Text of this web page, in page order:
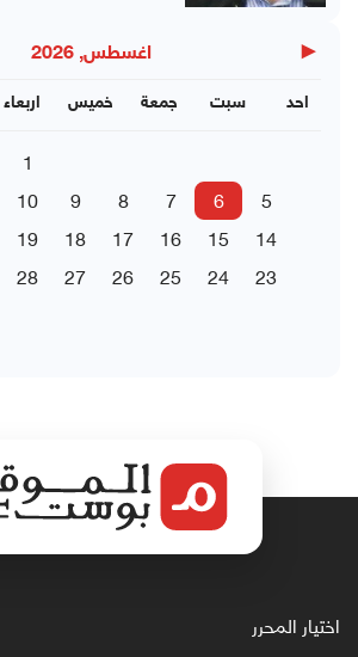
◀ اغسطس, 2026
اربعاء خميس جمعة سبت احد
1
5
6
7
8
9
10
14
15
16
17
18
19
23
24
25
26
27
28
اختيار المحرر